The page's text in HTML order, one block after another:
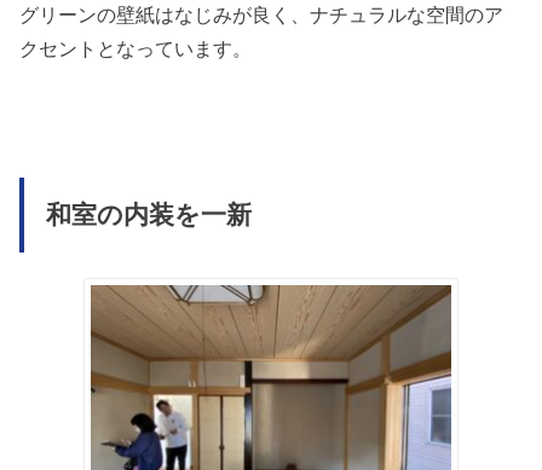
グリーンの壁紙はなじみが良く、ナチュラルな空間のア
クセントとなっています。
和室の内装を一新